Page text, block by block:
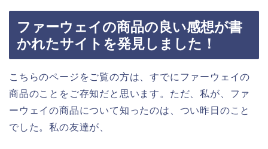
ファーウェイの商品の良い感想が書
かれたサイトを発見しました！
こちらのページをご覧の方は、すでにファーウェイの
商品のことをご存知だと思います。ただ、私が、ファ
ーウェイの商品について知ったのは、つい昨日のこと
でした。私の友達が、